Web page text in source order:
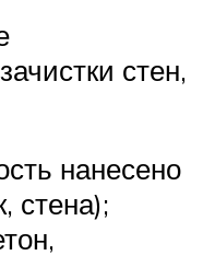
стен,
нанесено
стена);